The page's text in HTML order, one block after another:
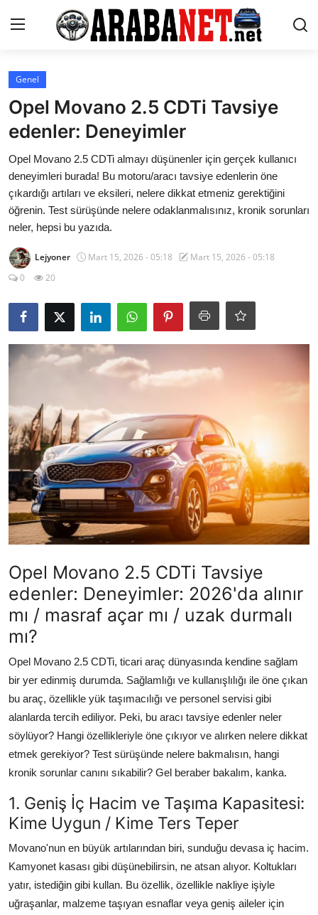
Giriş yapmak
Anasayfa
Araba Markaları
Paketler
Karşılaştırmalar
Kronik Sorunlar
Bakım & Arıza Çözümleri
Muayene & Emisyon
Trafik Cezaları & Mevzuat
Ehliyet & Ruhsat İşlemleri
Sigorta & Kasko
Yakıt, LPG & Elektrikli
Genel
Opel Movano 2.5 CDTi Tavsiye
edenler: Deneyimler
Opel Movano 2.5 CDTi almayı düşünenler için gerçek kullanıcı
deneyimleri burada! Bu motoru/aracı tavsiye edenlerin öne
çıkardığı artıları ve eksileri, nelere dikkat etmeniz gerektiğini
öğrenin. Test sürüşünde nelere odaklanmalısınız, kronik sorunları
neler, hepsi bu yazıda.
Lejyoner Mart 15, 2026 - 05:18
Mart 15, 2026 - 05:18
0
20
Opel Movano 2.5 CDTi Tavsiye
edenler: Deneyimler: 2026'da alınır
mı / masraf açar mı / uzak durmalı
mı?
Opel Movano 2.5 CDTi, ticari araç dünyasında kendine sağlam
bir yer edinmiş durumda. Sağlamlığı ve kullanışlılığı ile öne çıkan
bu araç, özellikle yük taşımacılığı ve personel servisi gibi
alanlarda tercih ediliyor. Peki, bu aracı tavsiye edenler neler
söylüyor? Hangi özellikleriyle öne çıkıyor ve alırken nelere dikkat
etmek gerekiyor? Test sürüşünde nelere bakmalısın, hangi
kronik sorunlar canını sıkabilir? Gel beraber bakalım, kanka.
1. Geniş İç Hacim ve Taşıma Kapasitesi:
Kime Uygun / Kime Ters Teper
Movano'nun en büyük artılarından biri, sunduğu devasa iç hacim.
Kamyonet kasası gibi düşünebilirsin, ne atsan alıyor. Koltukları
yatır, istediğin gibi kullan. Bu özellik, özellikle nakliye işiyle
uğraşanlar, malzeme taşıyan esnaflar veya geniş aileler için